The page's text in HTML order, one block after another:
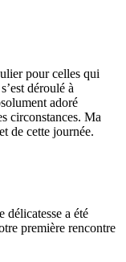
pour celles qui
déroulé à
adoré
circonstances. Ma
de cette journée.
délicatesse a été
première rencontre